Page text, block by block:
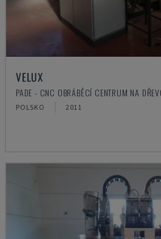
VELUX
PADE - CNC OBRÁBĚCÍ CENTRUM NA
POLSKO 2011